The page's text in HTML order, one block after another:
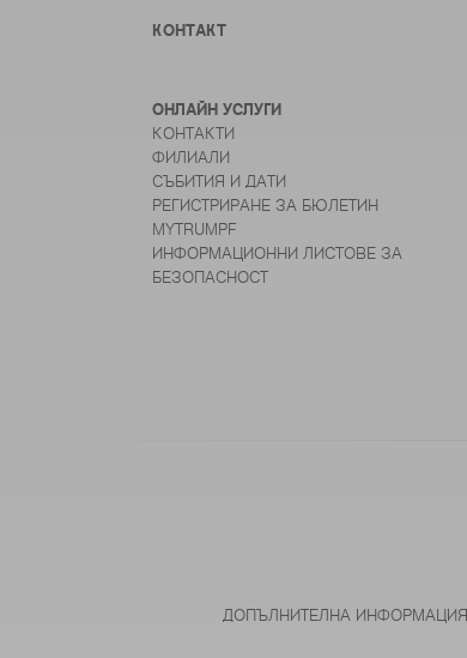
КОНТАКТ
ОНЛАЙН УСЛУГИ
КОНТАКТИ
ФИЛИАЛИ
СЪБИТИЯ И ДАТИ
РЕГИСТРИРАНЕ ЗА БЮЛЕТИН
MYTRUMPF
ИНФОРМАЦИОННИ ЛИСТОВЕ ЗА
БЕЗОПАСНОСТ
ДОПЪЛНИТЕЛНА ИНФОРМАЦИЯ